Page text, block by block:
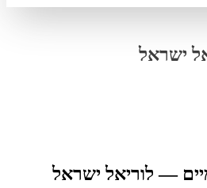
ישראל
— לוריאל ישראל